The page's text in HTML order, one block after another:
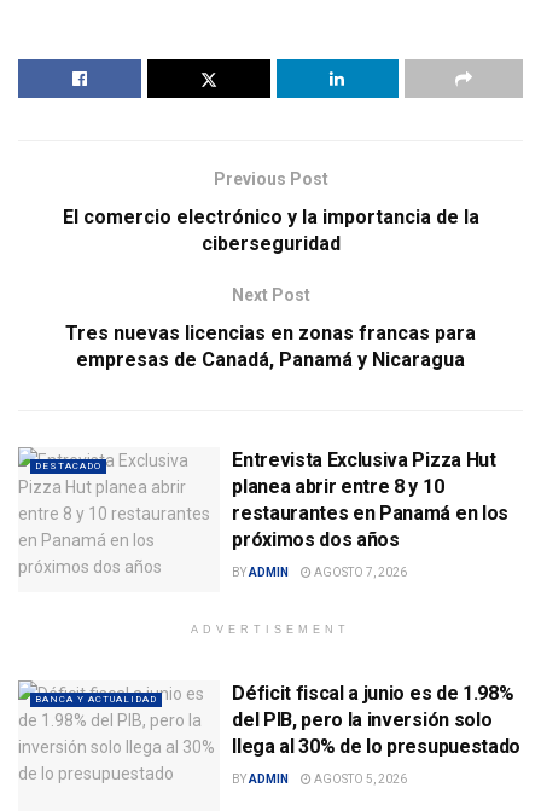
Previous Post
El comercio electrónico y la importancia de la
ciberseguridad
Next Post
Tres nuevas licencias en zonas francas para
empresas de Canadá, Panamá y Nicaragua
DESTACADO
Entrevista Exclusiva Pizza Hut
planea abrir entre 8 y 10
restaurantes en Panamá en los
próximos dos años
BYADMIN AGOSTO 7, 2026
ADVERTISEMENT
BANCA Y ACTUALIDAD
Déficit fiscal a junio es de 1.98%
del PIB, pero la inversión solo
llega al 30% de lo presupuestado
BYADMIN AGOSTO 5, 2026